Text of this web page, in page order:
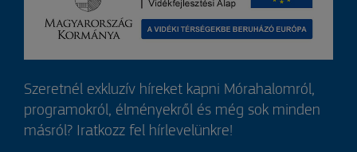
Szeretnél exkluzív híreket kapni Mórahalomról,
programokról, élményekről és még sok minden
másról? Iratkozz fel hírlevelünkre!